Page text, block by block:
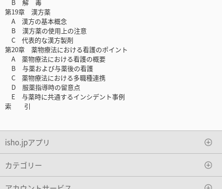
B 解 毒
第19章 漢方薬
A 漢方の基本概念
B 漢方薬の使用上の注意
C 代表的な漢方製剤
第20章 薬物療法における看護のポイント
A 薬物療法における看護の概要
B 与薬および与薬後の看護
C 薬物療法における多職種連携
D 服薬指導時の留意点
E 与薬時に共通するインシデント事例
索 引
isho.jpアプリ
カテゴリー